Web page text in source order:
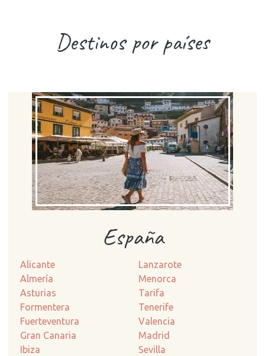
Destinos por países
España
Alicante
Almería
Asturias
Formentera
Fuerteventura
Gran Canaria
Ibiza
Lanzarote
Menorca
Tarifa
Tenerife
Valencia
Madrid
Sevilla